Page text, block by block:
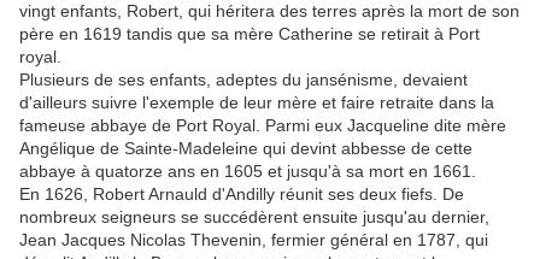
vingt enfants, Robert, qui héritera des terres après la mort de son
père en 1619 tandis que sa mère Catherine se retirait à Port
royal.
Plusieurs de ses enfants, adeptes du jansénisme, devaient
d'ailleurs suivre l'exemple de leur mère et faire retraite dans la
fameuse abbaye de Port Royal. Parmi eux Jacqueline dite mère
Angélique de Sainte-Madeleine qui devint abbesse de cette
abbaye à quatorze ans en 1605 et jusqu'à sa mort en 1661.
En 1626, Robert Arnauld d'Andilly réunit ses deux fiefs. De
nombreux seigneurs se succédèrent ensuite jusqu'au dernier,
Jean Jacques Nicolas Thevenin, fermier général en 1787, qui